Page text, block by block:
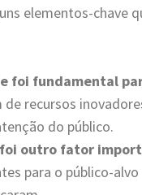
elementos-chave
foi fundamental
recursos
do público.
outro fator
para o público-